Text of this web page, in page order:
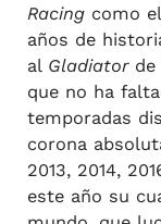
Racingcomo el
años de
al Gladiatorde
que no ha
temporadas
corona
2013, 2014,
este año su